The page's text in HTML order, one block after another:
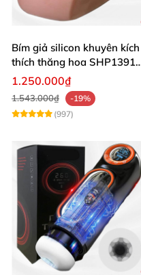
Bím giả silicon khuyên kích
thích thăng hoa SHP1391
ShopHanhPhuc
1.250.000₫
1.543.000₫
-19%
(997)